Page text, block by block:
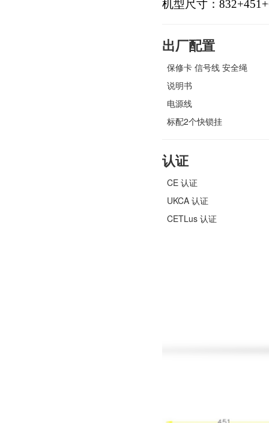
机型尺寸：
出厂配置
保修卡 信号线 安全绳
说明书
电源线
标配2个快锁挂
认证
CE 认证
UKCA 认证
CETLus 认证